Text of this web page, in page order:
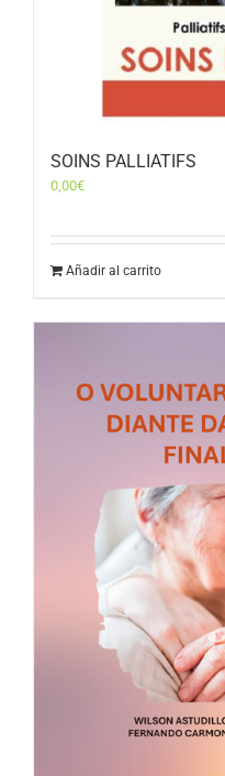
SOINS PALLIATIFS
0,00€
Añadir al carrito